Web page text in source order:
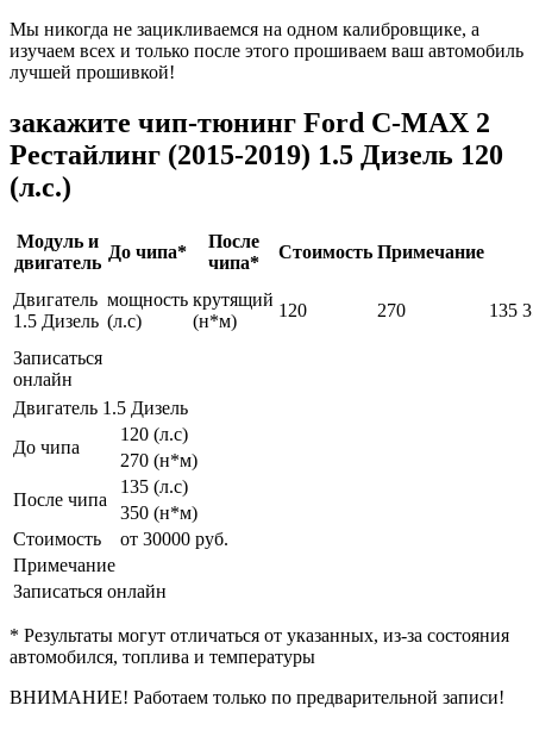
Мы никогда не зацикливаемся на одном калибровщике, а
изучаем всех и только после этого прошиваем ваш автомобиль
лучшей прошивкой!
закажите чип-тюнинг Ford C-MAX 2
Рестайлинг (2015-2019) 1.5 Дизель 120
(л.с.)
Модуль и
двигатель
До чипа*
После
чипа*
Стоимость Примечание
Двигатель
1.5 Дизель
мощность
(л.с)
крутящий
(н*м)
120 270 135
Записаться
онлайн
Двигатель 1.5 Дизель
До чипа
120 (л.с)
270 (н*м)
После чипа
135 (л.с)
350 (н*м)
Стоимость
от 30000 руб.
Примечание
Записаться онлайн
* Результаты могут отличаться от указанных, из-за состояния
автомобился, топлива и температуры
ВНИМАНИЕ! Работаем только по предварительной записи!